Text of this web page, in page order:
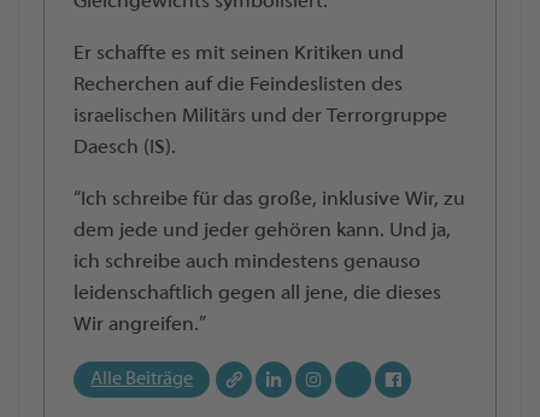
Er schaffte es mit seinen Kritiken und
Recherchen auf die Feindeslisten des
israelischen Militärs und der Terrorgruppe
Daesch (IS).
“Ich schreibe für das große, inklusive Wir, zu
dem jede und jeder gehören kann. Und ja,
ich schreibe auch mindestens genauso
leidenschaftlich gegen all jene, die dieses
Wir angreifen.”
Alle Beiträge